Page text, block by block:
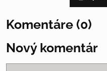
Komentáre (0)
Nový komentár